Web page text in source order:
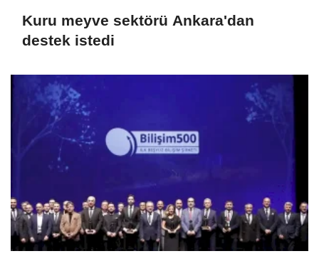
Kuru meyve sektörü Ankara'dan
destek istedi